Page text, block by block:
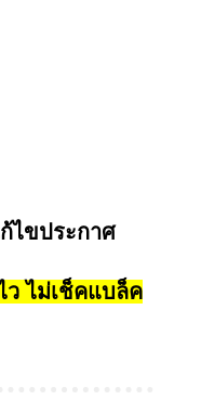
ไขประกาศ
ว ไม่เช็คแบล็ค